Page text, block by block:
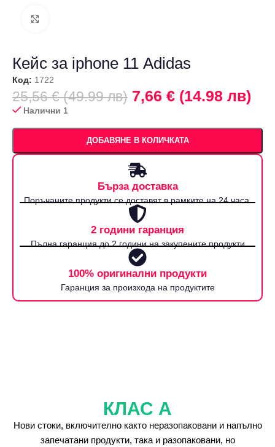
Кейс за iphone 11 Аdidas
Код: 1722
25,56 € (49.99 лв) 7,66 € (14.98 лв)
Налични 1
ДОБАВЯНЕ В КОЛИЧКАТА
Бърза доставка
Поръчаните продукти се доставят в рамките на 24 часа.
2 години гаранция
Пълна гаранция до 2 години на закупените продукти
100% оригинални продукти
Гаранция за произхода на продуктите
КЛАС А
Нови стоки, включително както неразопаковани и напълно
запечатани продукти, така и разопаковани, но